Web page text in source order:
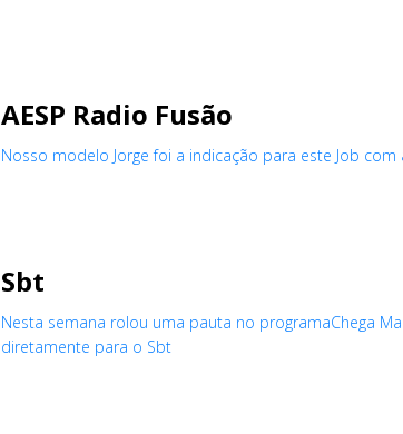
AESP Radio Fusão
Nosso modelo Jorge foi a indicação para este Job com
Sbt
Nesta semana rolou uma pauta no programaChega
diretamente para o Sbt